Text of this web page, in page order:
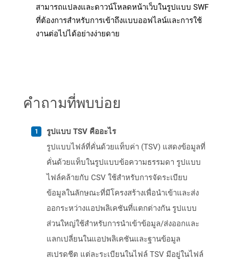
สามารถแปลงและดาวน์โหลดหน้าเว็บในรูปแบบ SWF
ที่ต้องการสำหรับการเข้าถึงแบบออฟไลน์และการใช้
งานต่อไปได้อย่างง่ายดาย
คำถามที่พบบ่อย
รูปแบบ TSV คืออะไร
รูปแบบไฟล์ที่คั่นด้วยแท็บค่า (TSV) แสดงข้อมูลที่
คั่นด้วยแท็บในรูปแบบข้อความธรรมดา รูปแบบ
ไฟล์คล้ายกับ CSV ใช้สำหรับการจัดระเบียบ
ข้อมูลในลักษณะที่มีโครงสร้างเพื่อนำเข้าและส่ง
ออกระหว่างแอปพลิเคชันที่แตกต่างกัน รูปแบบ
ส่วนใหญ่ใช้สำหรับการนำเข้าข้อมูล/ส่งออกและ
แลกเปลี่ยนในแอปพลิเคชันและฐานข้อมูล
สเปรดชีต แต่ละระเบียนในไฟล์ TSV มีอยู่ในไฟล์